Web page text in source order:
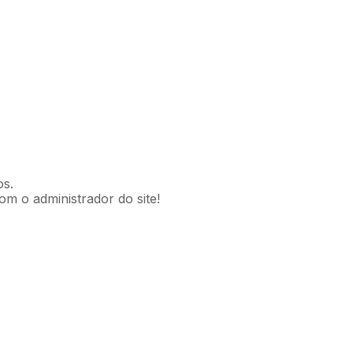
o administrador do site!